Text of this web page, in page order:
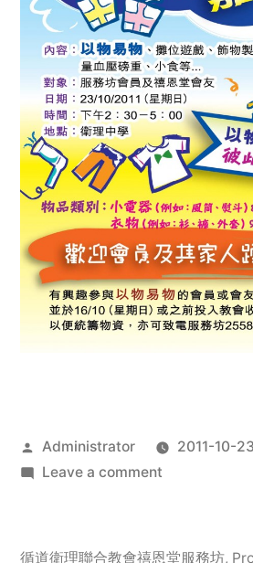
Posted
by
Administrator 2011-10-23
Leave a commenton
服
循道衛理聯合教會禧恩堂服務坊,